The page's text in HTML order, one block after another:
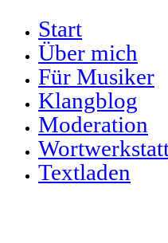
Start
Über mich
Für Musiker
Klangblog
Moderation
Textladen